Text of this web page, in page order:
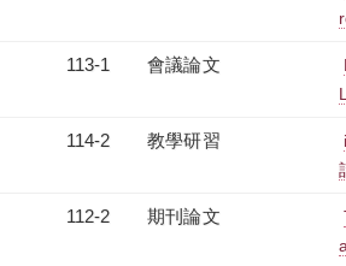
113-1 會議論文
114-2 教學研習
112-2 期刊論文